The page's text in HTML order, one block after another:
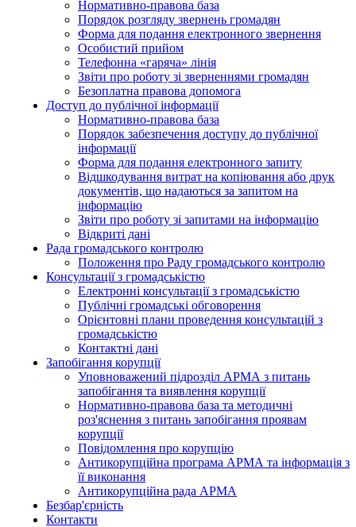
Нормативно-правова база
Порядок розгляду звернень громадян
Форма для подання електронного звернення
Особистий прийом
Телефонна «гаряча» лінія
Звіти про роботу зі зверненнями громадян
Безоплатна правова допомога
Доступ до публічної інформації
Нормативно-правова база
Порядок забезпечення доступу до публічної
інформації
Форма для подання електронного запиту
Відшкодування витрат на копіювання або друк
документів, що надаються за запитом на
інформацію
Звіти про роботу зі запитами на інформацію
Відкриті дані
Рада громадського контролю
Положення про Раду громадського контролю
Консультації з громадськістю
Електронні консультації з громадськістю
Публічні громадські обговорення
Орієнтовні плани проведення консультацій з
громадськістю
Контактні дані
Запобігання корупції
Уповноважений підрозділ АРМА з питань
запобігання та виявлення корупції
Нормативно-правова база та методичні
роз'яснення з питань запобігання проявам
корупції
Повідомлення про корупцію
Антикорупційна програма АРМА та інформація з
її виконання
Антикорупційна рада АРМА
Безбар'єрність
Контакти